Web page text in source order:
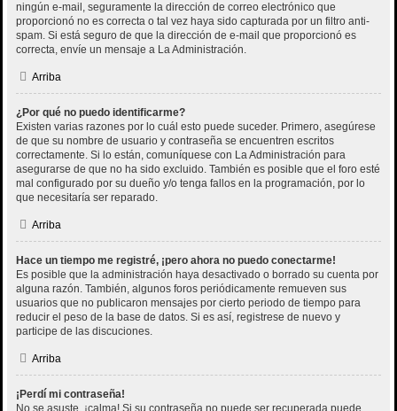
ningún e-mail, seguramente la dirección de correo electrónico que
proporcionó no es correcta o tal vez haya sido capturada por un filtro anti-
spam. Si está seguro de que la dirección de e-mail que proporcionó es
correcta, envíe un mensaje a La Administración.
Arriba
¿Por qué no puedo identificarme?
Existen varias razones por lo cuál esto puede suceder. Primero, asegúrese
de que su nombre de usuario y contraseña se encuentren escritos
correctamente. Si lo están, comuníquese con La Administración para
asegurarse de que no ha sido excluido. También es posible que el foro esté
mal configurado por su dueño y/o tenga fallos en la programación, por lo
que necesitaría ser reparado.
Arriba
Hace un tiempo me registré, ¡pero ahora no puedo conectarme!
Es posible que la administración haya desactivado o borrado su cuenta por
alguna razón. También, algunos foros periódicamente remueven sus
usuarios que no publicaron mensajes por cierto periodo de tiempo para
reducir el peso de la base de datos. Si es así, registrese de nuevo y
participe de las discuciones.
Arriba
¡Perdí mi contraseña!
No se asuste, ¡calma! Si su contraseña no puede ser recuperada puede